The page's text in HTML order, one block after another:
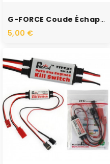
G-FORCE Coude Échappement...
5,00 €